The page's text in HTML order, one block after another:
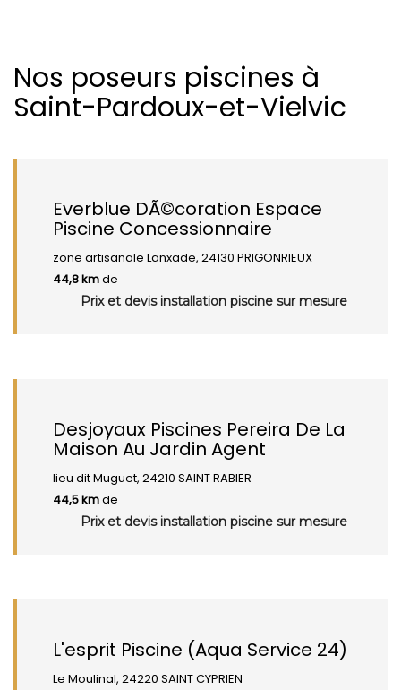
Nos poseurs piscines à
Saint-Pardoux-et-Vielvic
Everblue DÃ©coration Espace
Piscine Concessionnaire
zone artisanale Lanxade, 24130 PRIGONRIEUX
44,8 kmde
Prix et devis installation piscine sur mesure
Desjoyaux Piscines Pereira De La
Maison Au Jardin Agent
lieu dit Muguet, 24210 SAINT RABIER
44,5 kmde
Prix et devis installation piscine sur mesure
L'esprit Piscine (Aqua Service 24)
Le Moulinal, 24220 SAINT CYPRIEN